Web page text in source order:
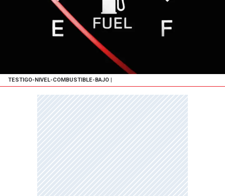
TESTIGO-NIVEL-COMBUSTIBLE-BAJO